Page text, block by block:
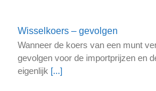
Wisselkoers – gevolgen
Wanneer de koers van een munt
gevolgen voor de importprijzen en
eigenlijk [...]